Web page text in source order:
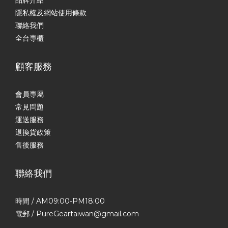
隱私權及網站使用條款
聯絡我們
全台專櫃
顧客服務
會員專屬
常見問題
運送服務
退換貨政策
售後服務
聯絡我們
時間 / AM09:00-PM18:00
電郵 / PureGeartaiwan@gmail.com